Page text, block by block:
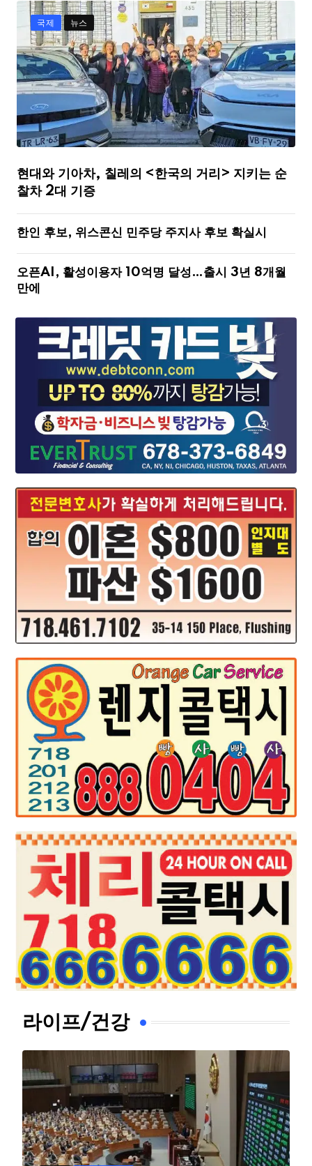
국제 뉴스
현대와 기아차, 칠레의 <한국의 거리> 지키는 순
찰차 2대 기증
한인 후보, 위스콘신 민주당 주지사 후보 확실시
오픈AI, 활성이용자 10억명 달성…출시 3년 8개월
만에
라이프/건강